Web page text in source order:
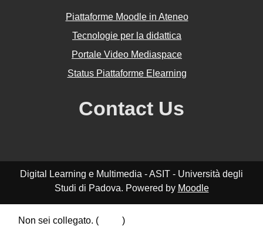
Piattaforme Moodle in Ateneo
Tecnologie per la didattica
Portale Video Mediaspace
Status Piattaforme Elearning
Contact Us
Digital Learning e Multimedia - ASIT - Università degli
Studi di Padova. Powered by Moodle
Non sei collegato. (
)